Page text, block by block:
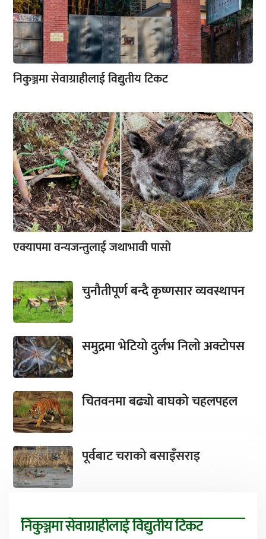
निकुञ्जमा सेवाग्राहीलाई विद्युतीय टिकट
एक्यापमा वन्यजन्तुलाई जथाभावी पासो
चुनौतीपूर्ण बन्दै कृष्णसार व्यवस्थापन
समुद्रमा भेटियो दुर्लभ निलो अक्टोपस
चितवनमा बढ्यो बाघको चहलपहल
पूर्वबाट चराको बसाइँसराइ
निकुञ्जमा सेवाग्राहीलाई विद्युतीय टिकट